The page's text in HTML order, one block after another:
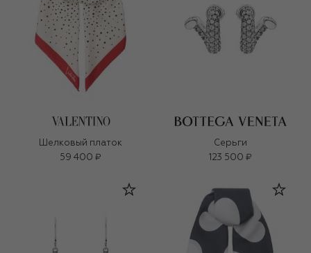
Шелковый платок
59 400 ₽
Серьги
123 500 ₽